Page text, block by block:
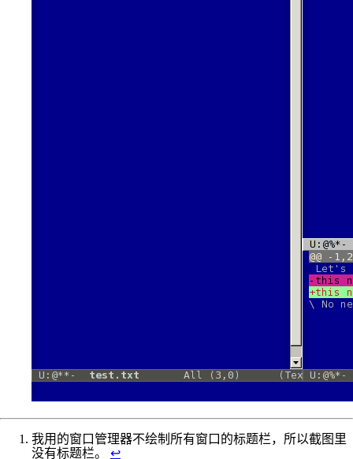
我用的窗口管理器不绘制所有窗口的标题栏，所以截图里
没有标题栏。 ↩︎